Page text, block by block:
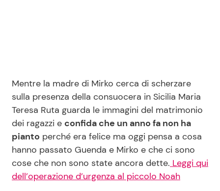
Redazione
Contattaci
Pubblicità
Privacy Policy
Mentre la madre di Mirko cerca di scherzare
sulla presenza della consuocera in Sicilia Maria
Teresa Ruta guarda le immagini del matrimonio
dei ragazzi e confida che un anno fa non ha
pianto perché era felice ma oggi pensa a cosa
hanno passato Guenda e Mirko e che ci sono
cose che non sono state ancora dette. Leggi qui
dell’operazione d’urgenza al piccolo Noah